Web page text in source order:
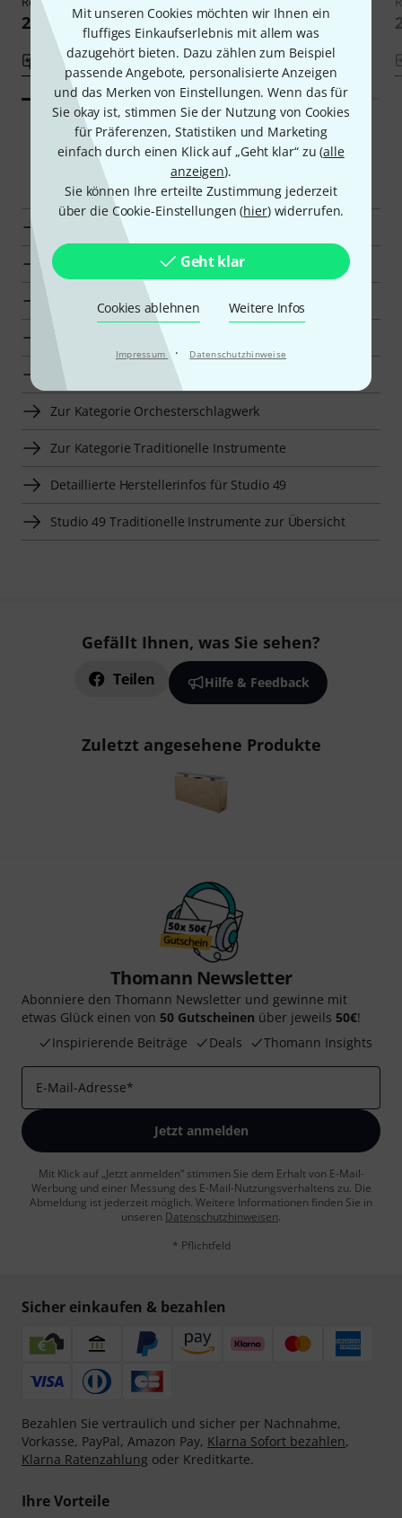
Mit unseren Cookies möchten wir Ihnen ein
fluffiges Einkaufserlebnis mit allem was
dazugehört bieten. Dazu zählen zum Beispiel
passende Angebote, personalisierte Anzeigen
und das Merken von Einstellungen. Wenn das für
Sie okay ist, stimmen Sie der Nutzung von Cookies
für Präferenzen, Statistiken und Marketing
einfach durch einen Klick auf „Geht klar“ zu (alle
anzeigen).
Sie können Ihre erteilte Zustimmung jederzeit
über die Cookie-Einstellungen (hier) widerrufen.
Geht klar
Cookies ablehnen Weitere Infos
Impressum · Datenschutzhinweise
209 €
Vergleichen
209 €
Vergleichen
Smart Navigator
Studio 49 Klingende Stäbe Grossbass zur Übersicht
Klingende Stäbe Grossbass für 180 €–220 € anzeigen
Zur Kategorie Klingende Stäbe Grossbass
Zur Kategorie Klingende Stäbe
Zur Kategorie Orchesterschlagwerk
Zur Kategorie Traditionelle Instrumente
Detaillierte Herstellerinfos für Studio 49
Studio 49 Traditionelle Instrumente zur Übersicht
Gefällt Ihnen, was Sie sehen?
Teilen Hilfe & Feedback
Zuletzt angesehene Produkte
Thomann Newsletter
Abonniere den Thomann Newsletter und gewinne mit
etwas Glück einen von 50 Gutscheinen über jeweils 50€!
Inspirierende Beiträge
Deals Thomann Insights
E-Mail-Adresse*
Jetzt anmelden
Mit Klick auf „Jetzt anmelden“ stimmen Sie dem Erhalt von E-Mail-
Werbung und einer Messung des E-Mail-Nutzungsverhaltens zu. Die
Abmeldung ist jederzeit möglich. Weitere Informationen finden Sie in
unseren Datenschutzhinweisen.
* Pflichtfeld
Sicher einkaufen & bezahlen
Bezahlen Sie vertraulich und sicher per Nachnahme,
Vorkasse, PayPal, Amazon Pay, Klarna Sofort bezahlen,
Klarna Ratenzahlung oder Kreditkarte.
Ihre Vorteile